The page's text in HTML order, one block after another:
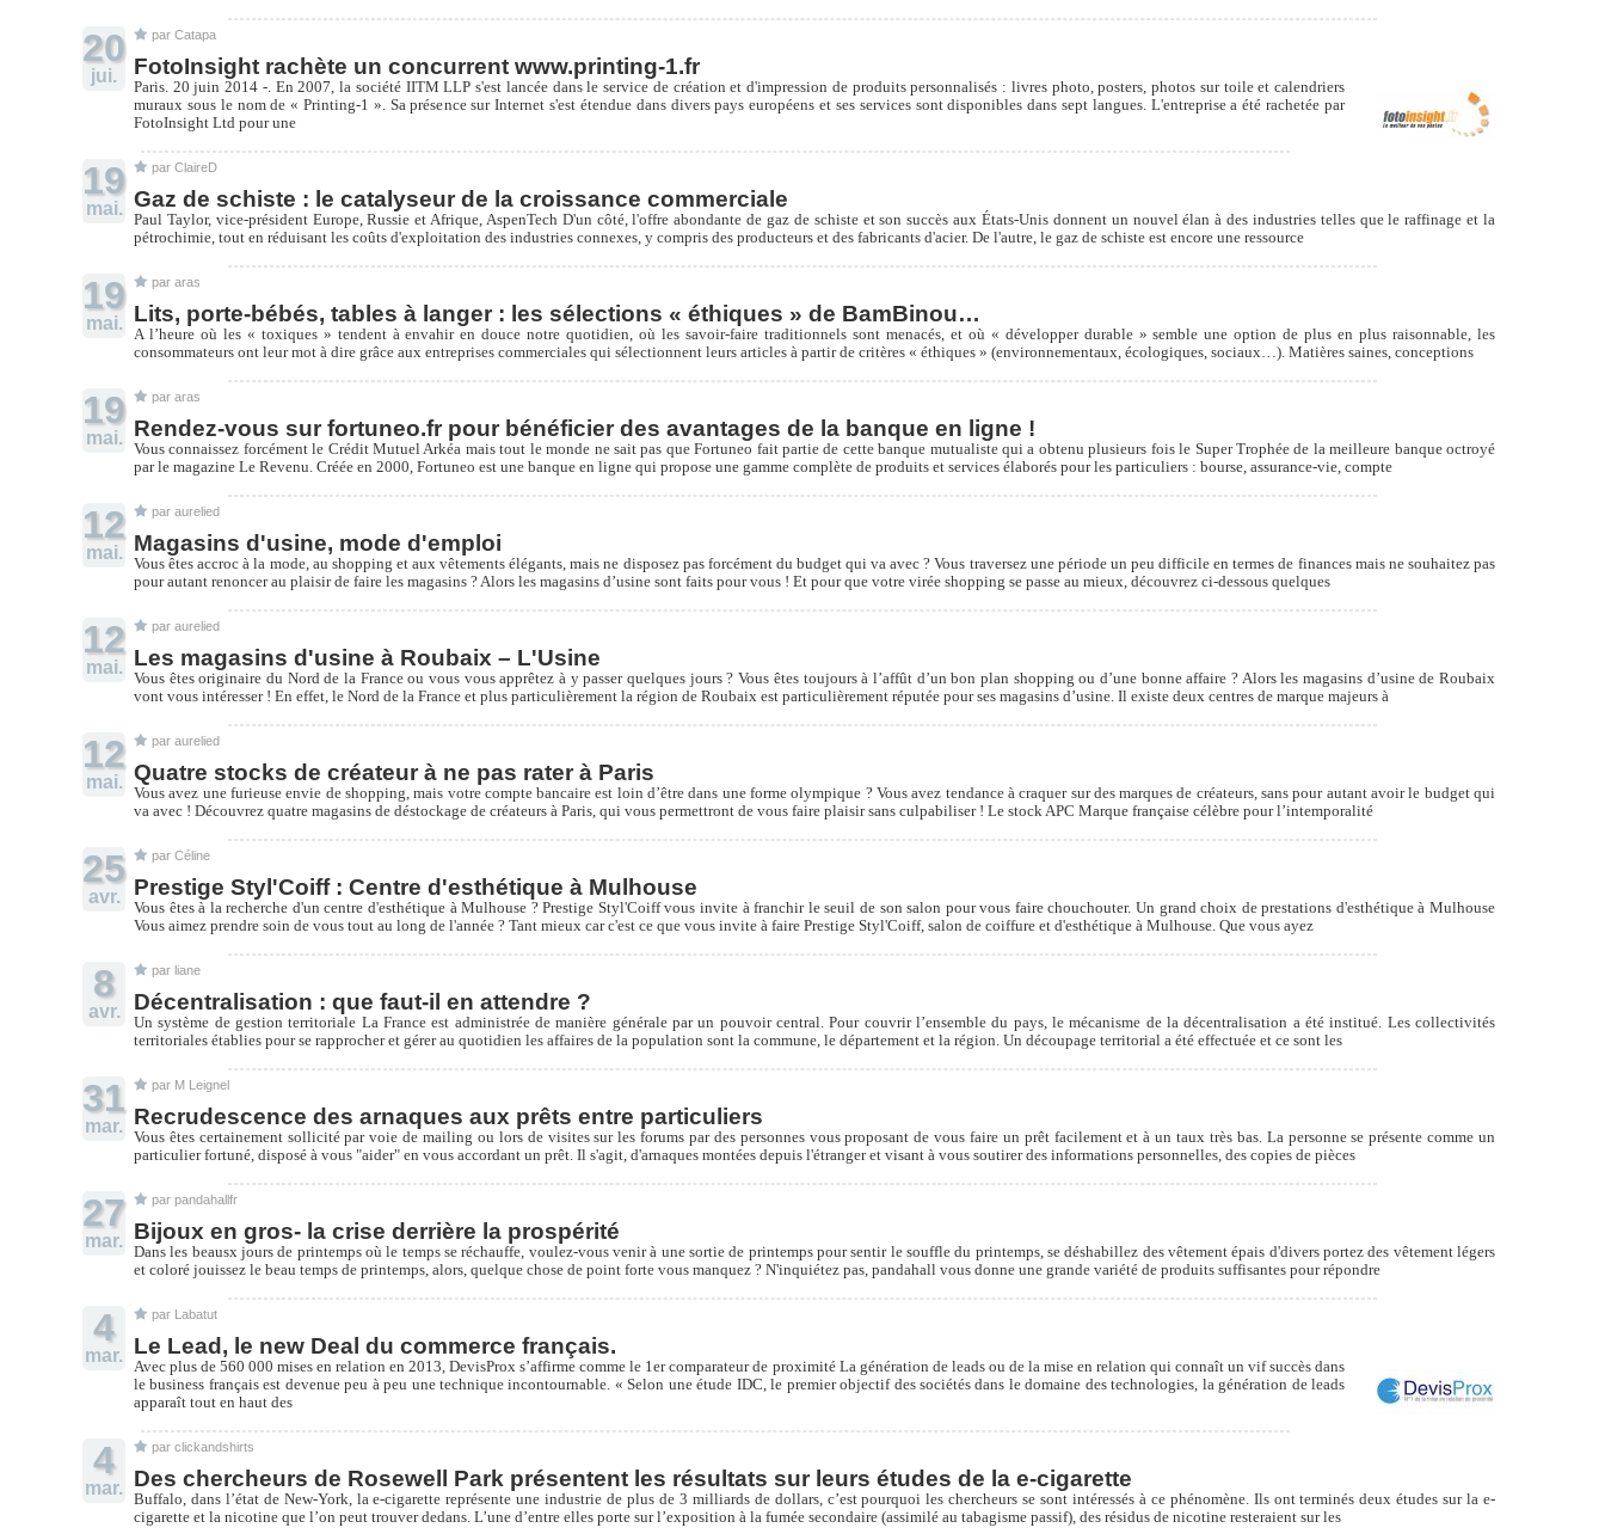
20
jui.
par Catapa
FotoInsight rachète un concurrent www.printing-1.fr
Paris. 20 juin 2014 -. En 2007, la société IITM LLP s'est lancée dans le service de création et d'impression de produits personnalisés : livres photo, posters, photos sur toile et calendriers
muraux sous le nom de « Printing-1 ». Sa présence sur Internet s'est étendue dans divers pays européens et ses services sont disponibles dans sept langues. L'entreprise a été rachetée par
FotoInsight Ltd pour une
19
mai.
par ClaireD
Gaz de schiste : le catalyseur de la croissance commerciale
Paul Taylor, vice-président Europe, Russie et Afrique, AspenTech D'un côté, l'offre abondante de gaz de schiste et son succès aux États-Unis donnent un nouvel élan à des industries telles que le raffinage et la
pétrochimie, tout en réduisant les coûts d'exploitation des industries connexes, y compris des producteurs et des fabricants d'acier. De l'autre, le gaz de schiste est encore une ressource
19
mai.
par aras
Lits, porte-bébés, tables à langer : les sélections « éthiques » de BamBinou…
A l’heure où les « toxiques » tendent à envahir en douce notre quotidien, où les savoir-faire traditionnels sont menacés, et où « développer durable » semble une option de plus en plus raisonnable, les
consommateurs ont leur mot à dire grâce aux entreprises commerciales qui sélectionnent leurs articles à partir de critères « éthiques » (environnementaux, écologiques, sociaux…). Matières saines, conceptions
19
mai.
par aras
Rendez-vous sur fortuneo.fr pour bénéficier des avantages de la banque en ligne !
Vous connaissez forcément le Crédit Mutuel Arkéa mais tout le monde ne sait pas que Fortuneo fait partie de cette banque mutualiste qui a obtenu plusieurs fois le Super Trophée de la meilleure banque octroyé
par le magazine Le Revenu. Créée en 2000, Fortuneo est une banque en ligne qui propose une gamme complète de produits et services élaborés pour les particuliers : bourse, assurance-vie, compte
12
mai.
par aurelied
Magasins d'usine, mode d'emploi
Vous êtes accroc à la mode, au shopping et aux vêtements élégants, mais ne disposez pas forcément du budget qui va avec ? Vous traversez une période un peu difficile en termes de finances mais ne souhaitez pas
pour autant renoncer au plaisir de faire les magasins ? Alors les magasins d’usine sont faits pour vous ! Et pour que votre virée shopping se passe au mieux, découvrez ci-dessous quelques
12
mai.
par aurelied
Les magasins d'usine à Roubaix – L'Usine
Vous êtes originaire du Nord de la France ou vous vous apprêtez à y passer quelques jours ? Vous êtes toujours à l’affût d’un bon plan shopping ou d’une bonne affaire ? Alors les magasins d’usine de Roubaix
vont vous intéresser ! En effet, le Nord de la France et plus particulièrement la région de Roubaix est particulièrement réputée pour ses magasins d’usine. Il existe deux centres de marque majeurs à
12
mai.
par aurelied
Quatre stocks de créateur à ne pas rater à Paris
Vous avez une furieuse envie de shopping, mais votre compte bancaire est loin d’être dans une forme olympique ? Vous avez tendance à craquer sur des marques de créateurs, sans pour autant avoir le budget qui
va avec ! Découvrez quatre magasins de déstockage de créateurs à Paris, qui vous permettront de vous faire plaisir sans culpabiliser ! Le stock APC Marque française célèbre pour l’intemporalité
25
avr.
par Céline
Prestige Styl'Coiff : Centre d'esthétique à Mulhouse
Vous êtes à la recherche d'un centre d'esthétique à Mulhouse ? Prestige Styl'Coiff vous invite à franchir le seuil de son salon pour vous faire chouchouter. Un grand choix de prestations d'esthétique à Mulhouse
Vous aimez prendre soin de vous tout au long de l'année ? Tant mieux car c'est ce que vous invite à faire Prestige Styl'Coiff, salon de coiffure et d'esthétique à Mulhouse. Que vous ayez
8
avr.
par liane
Décentralisation : que faut-il en attendre ?
Un système de gestion territoriale La France est administrée de manière générale par un pouvoir central. Pour couvrir l’ensemble du pays, le mécanisme de la décentralisation a été institué. Les collectivités
territoriales établies pour se rapprocher et gérer au quotidien les affaires de la population sont la commune, le département et la région. Un découpage territorial a été effectuée et ce sont les
31
mar.
par M Leignel
Recrudescence des arnaques aux prêts entre particuliers
Vous êtes certainement sollicité par voie de mailing ou lors de visites sur les forums par des personnes vous proposant de vous faire un prêt facilement et à un taux très bas. La personne se présente comme un
particulier fortuné, disposé à vous "aider" en vous accordant un prêt. Il s'agit, d'arnaques montées depuis l'étranger et visant à vous soutirer des informations personnelles, des copies de pièces
27
mar.
par pandahallfr
Bijoux en gros- la crise derrière la prospérité
Dans les beausx jours de printemps où le temps se réchauffe, voulez-vous venir à une sortie de printemps pour sentir le souffle du printemps, se déshabillez des vêtement épais d'divers portez des vêtement légers
et coloré jouissez le beau temps de printemps, alors, quelque chose de point forte vous manquez ? N'inquiétez pas, pandahall vous donne une grande variété de produits suffisantes pour répondre
4
mar.
par Labatut
Le Lead, le new Deal du commerce français.
Avec plus de 560 000 mises en relation en 2013, DevisProx s’affirme comme le 1er comparateur de proximité La génération de leads ou de la mise en relation qui connaît un vif succès dans
le business français est devenue peu à peu une technique incontournable. « Selon une étude IDC, le premier objectif des sociétés dans le domaine des technologies, la génération de leads
apparaît tout en haut des
4
mar.
par clickandshirts
Des chercheurs de Rosewell Park présentent les résultats sur leurs études de la e-cigarette
Buffalo, dans l’état de New-York, la e-cigarette représente une industrie de plus de 3 milliards de dollars, c’est pourquoi les chercheurs se sont intéressés à ce phénomène. Ils ont terminés deux études sur la e-
cigarette et la nicotine que l’on peut trouver dedans. L’une d’entre elles porte sur l’exposition à la fumée secondaire (assimilé au tabagisme passif), des résidus de nicotine resteraient sur les